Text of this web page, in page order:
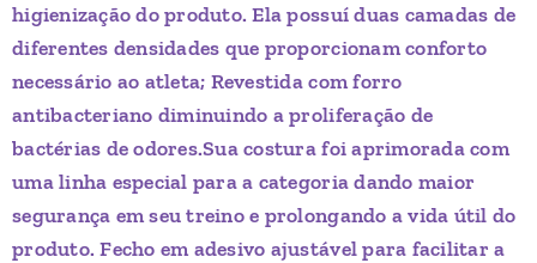
higienização do produto. Ela possuí duas camadas de
diferentes densidades que proporcionam conforto
necessário ao atleta; Revestida com forro
antibacteriano diminuindo a proliferação de
bactérias de odores.Sua costura foi aprimorada com
uma linha especial para a categoria dando maior
segurança em seu treino e prolongando a vida útil do
produto. Fecho em adesivo ajustável para facilitar a